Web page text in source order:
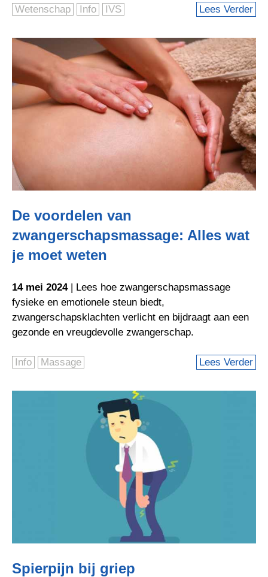
Wetenschap Info IVS Lees Verder
De voordelen van
zwangerschapsmassage: Alles wat
je moet weten
14 mei 2024| Lees hoe zwangerschapsmassage
fysieke en emotionele steun biedt,
zwangerschapsklachten verlicht en bijdraagt aan een
gezonde en vreugdevolle zwangerschap.
Info Massage Lees Verder
Spierpijn bij griep